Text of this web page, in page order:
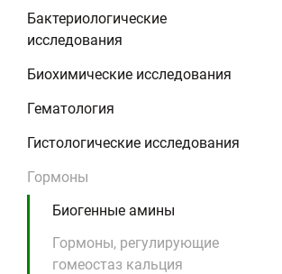
Бактериологические
исследования
Биохимические исследования
Гематология
Гистологические исследования
Гормоны
Биогенные амины
Гормоны, регулирующие
гомеостаз кальция